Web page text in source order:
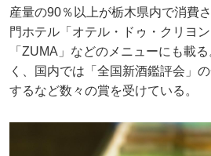
産量の90％以上が栃木県内で消費
門ホテル「オテル・ドゥ・クリヨ
「ZUMA」などのメニューにも載
く、国内では「全国新酒鑑評会」
するなど数々の賞を受けている。